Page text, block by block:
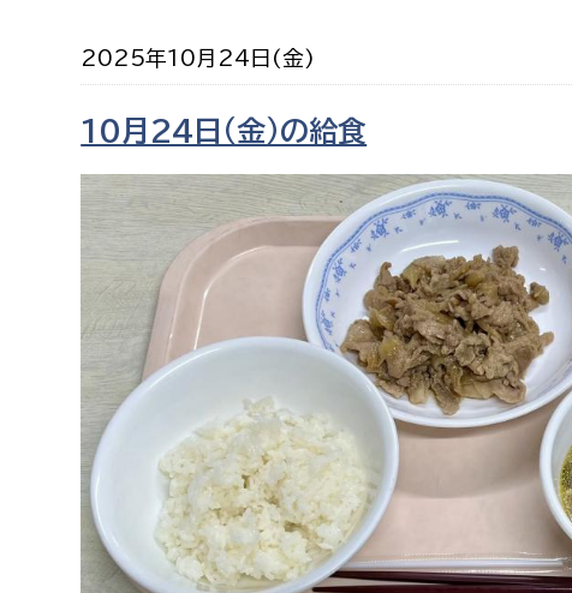
ペット
保険課
建設政策課
国県事業推進課
土木管理課
道水路整備課
みどり公園課
建築課
出納室
上下水道局 教育部
2025年10月24日(金)
10月24日（金）の給食